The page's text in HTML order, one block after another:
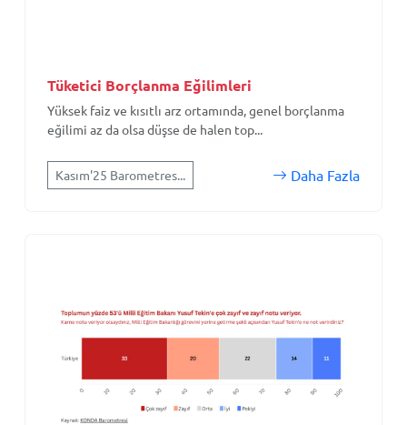
Tüketici Borçlanma Eğilimleri
Yüksek faiz ve kısıtlı arz ortamında, genel borçlanma
eğilimi az da olsa düşse de halen top...
Kasım'25 Barometres... Daha Fazla